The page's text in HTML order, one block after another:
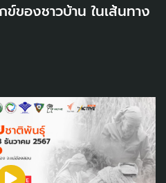
ของชาวบ้าน ในเส้นทาง